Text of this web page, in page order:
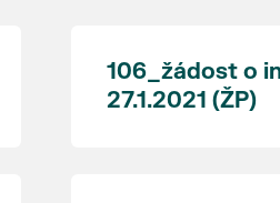
106_žádost o
27.1.2021 (ŽP)